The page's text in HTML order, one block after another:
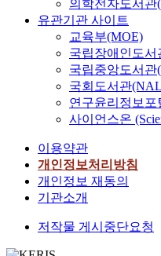
의학전자도서관
유관기관 사이트
교육부(MOE)
국립장애인도
국립중앙도서관
국회도서관
연구윤리정보포
사이언스온
이용약관
개인정보처리방침
개인정보 재동의
기관소개
저작물 게시중단요청